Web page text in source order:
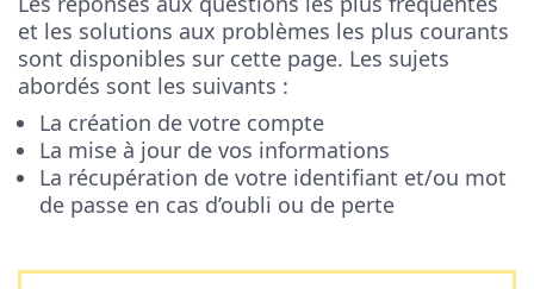
et les solutions aux problèmes les plus courants
sont disponibles sur cette page. Les sujets
abordés sont les suivants :
La création de votre compte
La mise à jour de vos informations
La récupération de votre identifiant et/ou mot
de passe en cas d’oubli ou de perte